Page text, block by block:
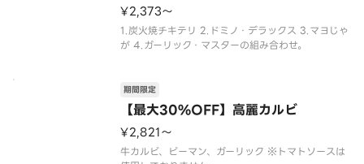
¥2,373〜
1.炭火焼チキテリ 2.ドミノ・デラックス 3.マヨじゃ
が 4.ガーリック・マスターの組み合わせ。
【最大30%OFF】高麗カルビ
期間限定
¥2,821〜
牛カルビ、ピーマン、ガーリック ※トマトソースは